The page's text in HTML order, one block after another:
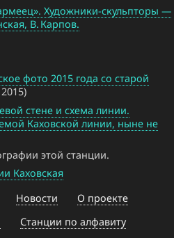
Художники-скульпторы —
В. Карпов.
фото 2015 года со старой
стене и схема линии.
Каховской линии, ныне не
этой станции.
Каховская
Новости
О проекте
Станции по алфавиту